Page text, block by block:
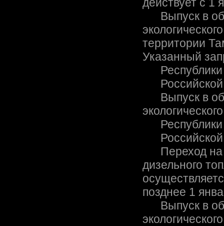
Выпуск в
территории
Указанный
Республики
Российской
Выпуск в
Республики
Российской
Переход на
дизельного
позднее 1
Выпуск в